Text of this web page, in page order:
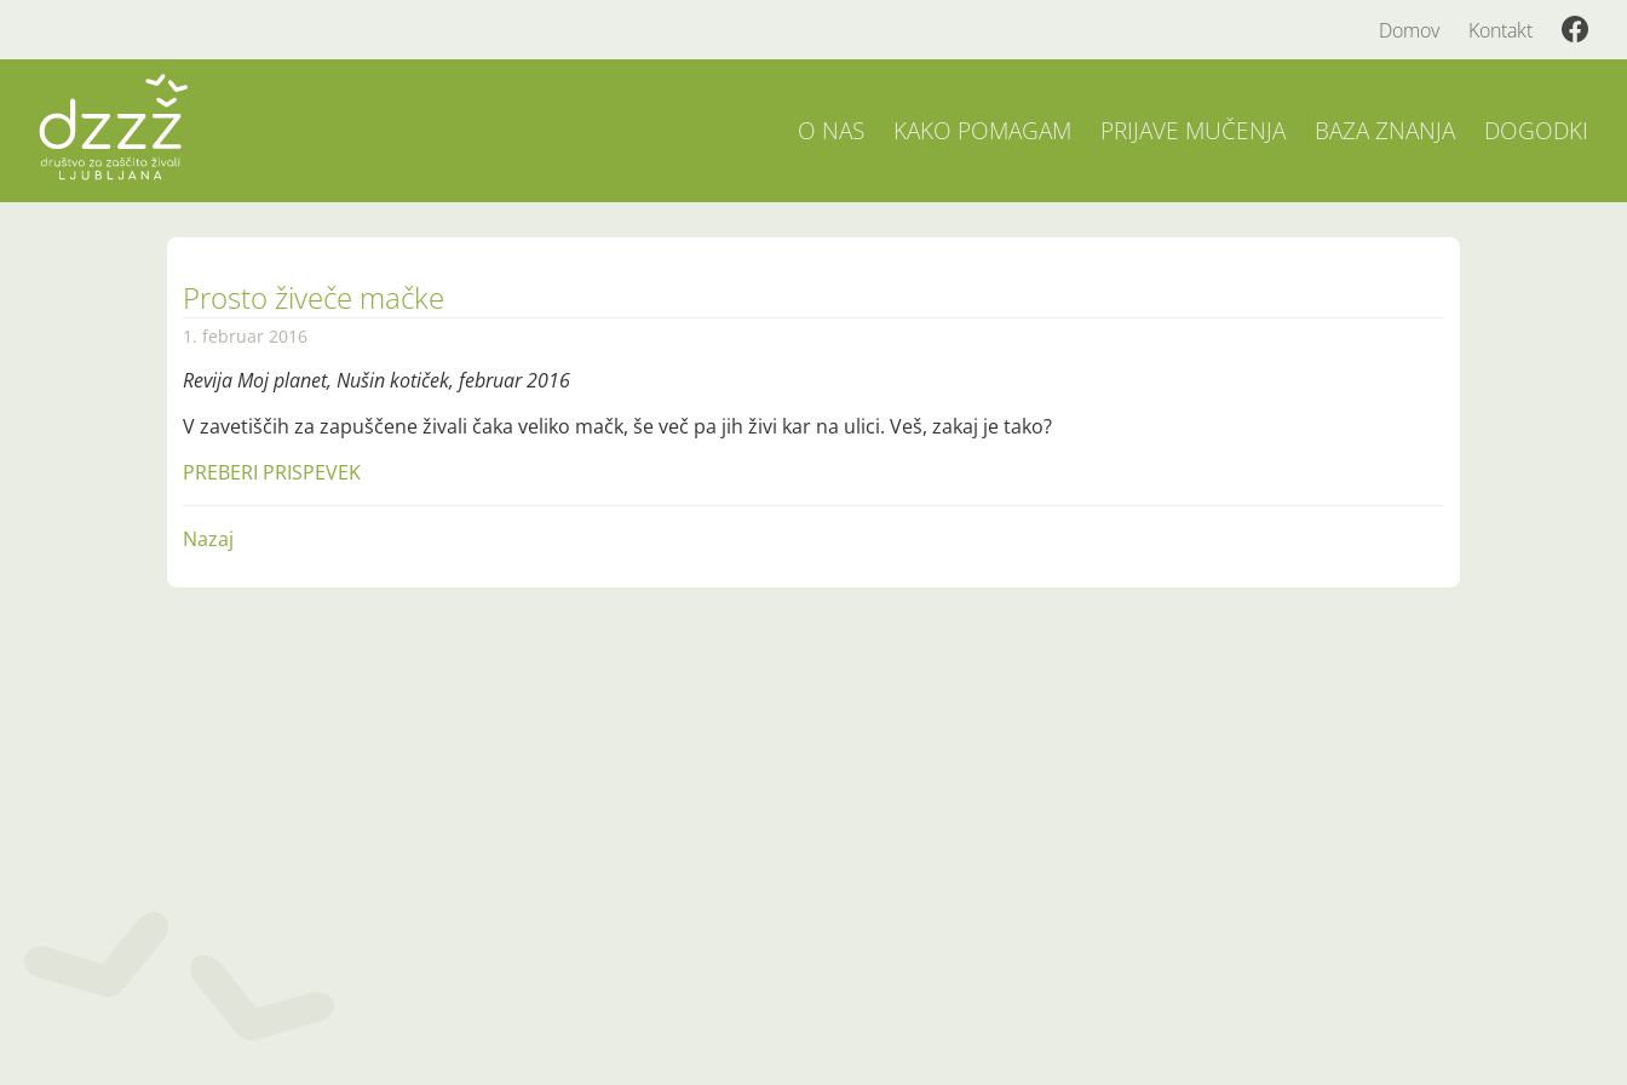
Domov Kontakt
O NAS KAKO POMAGAM PRIJAVE MUČENJA BAZA ZNANJA DOGODKI
Prosto živeče mačke
1. februar 2016
Revija Moj planet, Nušin kotiček, februar 2016
V zavetiščih za zapuščene živali čaka veliko mačk, še več pa jih živi kar na ulici. Veš, zakaj je tako?
PREBERI PRISPEVEK
Nazaj